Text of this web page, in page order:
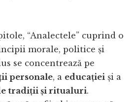
“Analectele” cuprind o
morale, politice și
se concentrează pe
personale, a educației și a
tradiții și ritualuri.